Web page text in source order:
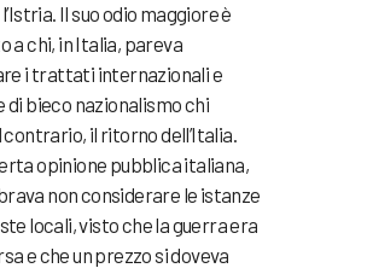
Il suo odio maggiore è
a chi, in Italia, pareva
i trattati internazionali e
di bieco nazionalismo chi
contrario, il ritorno dell’Italia.
opinione pubblica italiana,
non considerare le istanze
locali, visto che la guerra era
e che un prezzo si doveva